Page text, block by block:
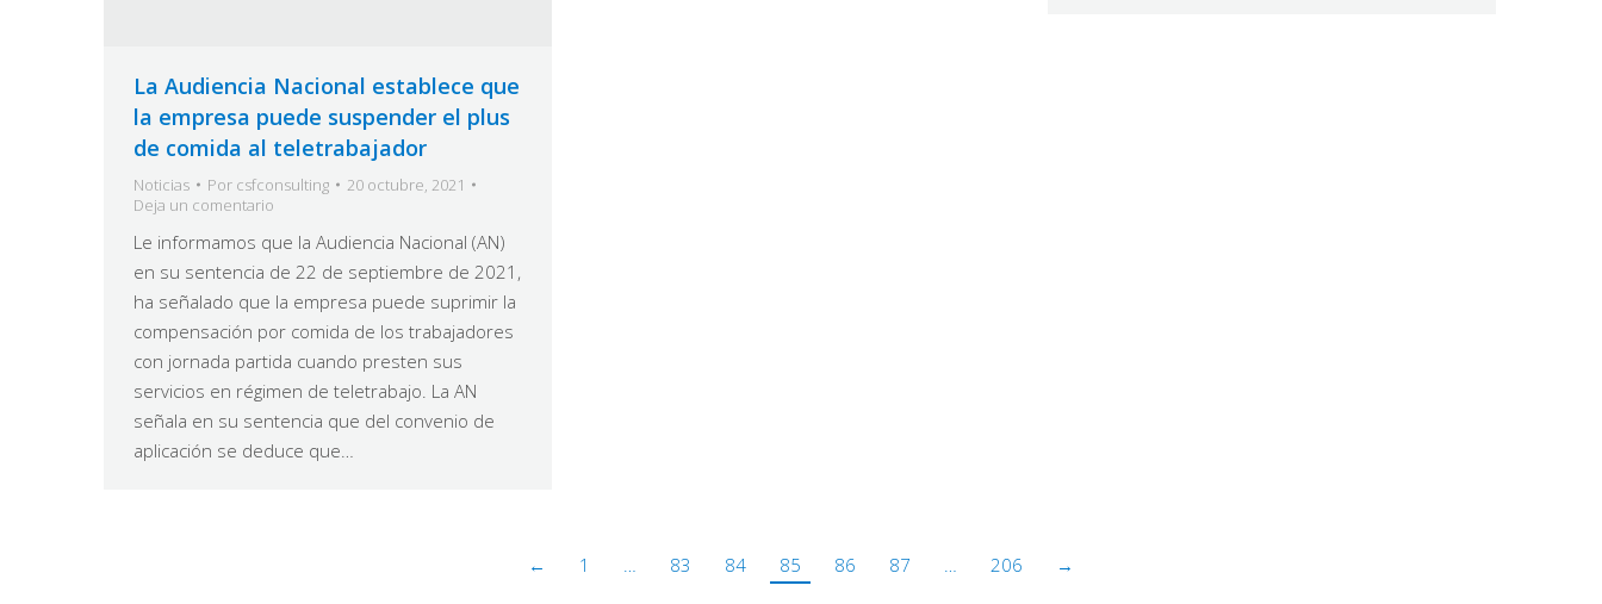
La Audiencia Nacional establece que
la empresa puede suspender el plus
de comida al teletrabajador
Noticias Por csfconsulting
20 octubre, 2021
Deja un comentario
Le informamos que la Audiencia Nacional (AN)
en su sentencia de 22 de septiembre de 2021,
ha señalado que la empresa puede suprimir la
compensación por comida de los trabajadores
con jornada partida cuando presten sus
servicios en régimen de teletrabajo. La AN
señala en su sentencia que del convenio de
aplicación se deduce que…
← 1 … 83 84 85 86 87 … 206 →